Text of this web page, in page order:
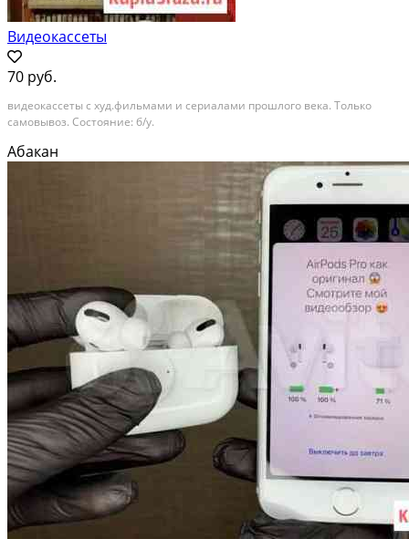
Видеокассеты
70 руб.
видеокассеты с худ.фильмами и сериалами прошлого века. Только
самовывоз. Состояние: б/у.
Абакан